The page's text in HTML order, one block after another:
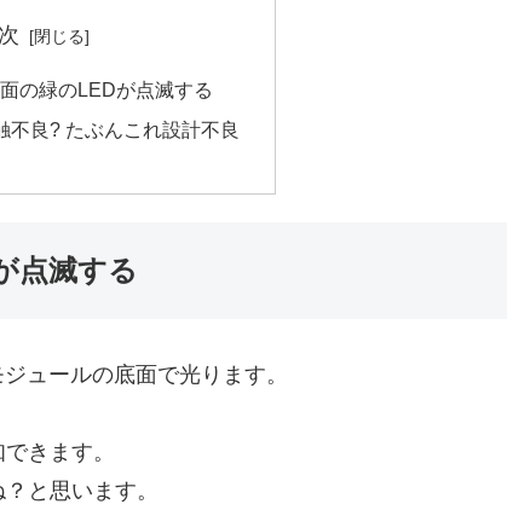
の緑のLEDが点滅する
不良? たぶんこれ設計不良
点滅する
ュールの底面で光ります。
きます。
と思います。